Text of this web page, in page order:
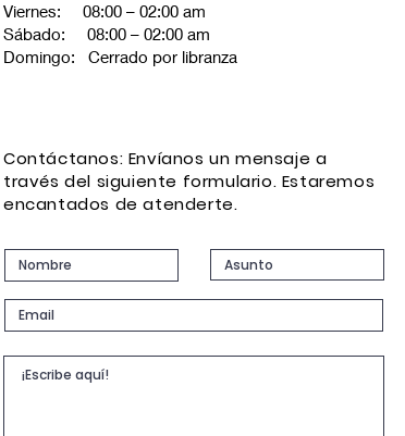
Viernes: 08:00 – 02:00 am
Sábado: 08:00 – 02:00 am
Domingo: Cerrado por libranza
Contáctanos: Envíanos un mensaje a
través del siguiente formulario. Estaremos
encantados de atenderte.